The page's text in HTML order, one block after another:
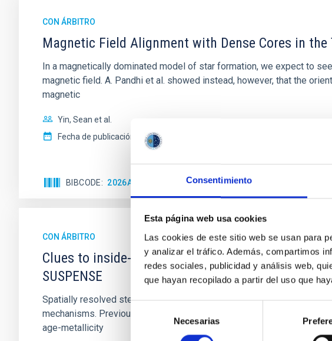
Consentimiento
Esta página web usa cookies
Las cookies de este sitio web se usan para
y analizar el tráfico. Además, compartimos
redes sociales, publicidad y análisis web,
que hayan recopilado a partir del uso que
consentimiento
Necesarias
CON ÁRBITRO
Magnetic Field Alignment with Dense Cores in
In a magnetically dominated model of star formation, we expect to
magnetic field. A. Pandhi et al. showed instead, however, that the
magnetic
Yin, Sean et al.
Fecha de publicación:
2026
BIBCODE 2026APJ..1003...83Y NÚMERO DE CITAS
CON ÁRBITRO
Clues to inside-out quenching in quiescent
SUSPENSE
Spatially resolved stellar populations of massive quiescent galaxies
mechanisms. Previous photometric studies have revealed that the
age-metallicity